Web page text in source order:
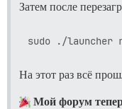
Затем после
На этот раз всё
Мой форум